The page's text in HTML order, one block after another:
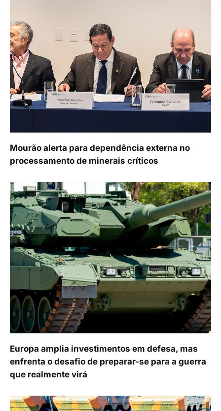
Mourão alerta para dependência externa no
processamento de minerais críticos
Europa amplia investimentos em defesa, mas
enfrenta o desafio de preparar-se para a guerra
que realmente virá